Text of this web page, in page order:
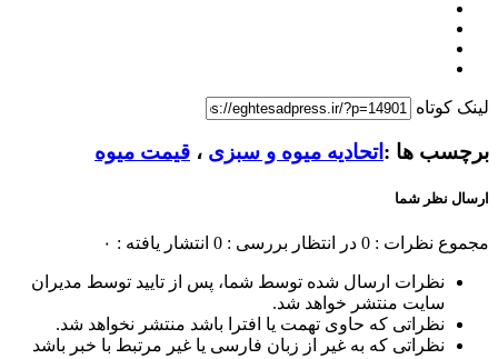
لینک کوتاه
برچسب ها : اتحادیه میوه و سبزی ، قیمت میوه
ارسال نظر شما
مجموع نظرات : 0 در انتظار بررسی : 0 انتشار یافته : ۰
نظرات ارسال شده توسط شما، پس از تایید توسط مدیران
سایت منتشر خواهد شد.
نظراتی که حاوی تهمت یا افترا باشد منتشر نخواهد شد.
نظراتی که به غیر از زبان فارسی یا غیر مرتبط با خبر باشد